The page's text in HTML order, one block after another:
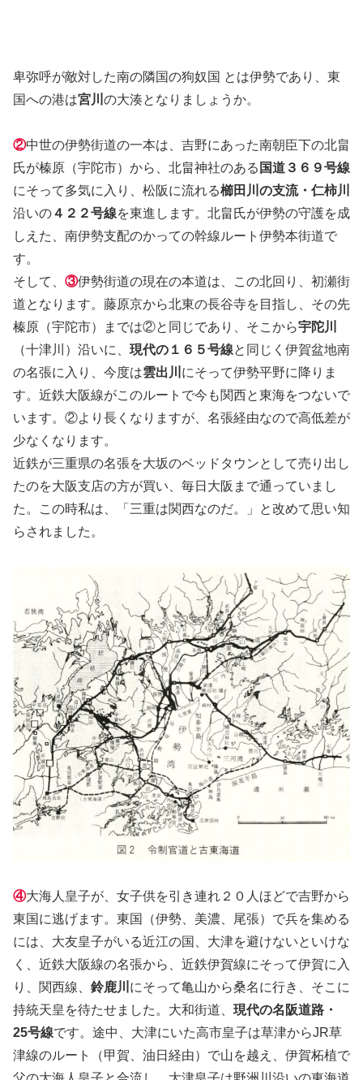
卑弥呼が敵対した南の隣国の狗奴国 とは伊勢であり、東
国への港は宮川 の大湊となりましょうか。
②中世の伊勢街道の一本は、吉野にあった南朝臣下の北畠
氏が榛原（宇陀市）から、北畠神社のある 国道３６９号線
にそって多気に入り、松阪に流れる櫛田川の支流・仁柿川
沿いの４２２号線を東進します。北畠氏が伊勢の守護を成
しえた、南伊勢支配のかっての幹線ルート伊勢本街道で
す。
そして、 ③伊勢街道の現在の本道は、この北回り、初瀬街
道となります。藤原京から北東の長谷寺を目指し、その先
榛原（宇陀市）までは②と同じであり、そこから宇陀川
（十津川）沿いに、 現代の１６５号線と同じく伊賀盆地南
の名張に入り、今度は雲出川 にそって伊勢平野に降りま
す。近鉄大阪線がこのルートで今も関西と東海をつないで
います。②より長くなりますが、名張経由なので高低差が
少なくなります。
近鉄が三重県の名張を大坂のベッドタウンとして売り出し
たのを大阪支店の方が買い、毎日大阪まで通っていまし
た。この時私は、「三重は関西なのだ。」と改めて思い知
らされました。
④大海人皇子が、女子供を引き連れ２０人ほどで吉野から
東国に逃げます。東国（伊勢、美濃、尾張）で兵を集める
には、大友皇子がいる近江の国、大津を避けないといけな
く、近鉄大阪線の名張から、近鉄伊賀線にそって伊賀に入
り、関西線、 鈴鹿川 にそって亀山から桑名に行き、そこに
持統天皇を待たせました。大和街道、 現代の名阪道路・
25号線です。途中、大津にいた高市皇子は草津からJR草
津線のルート（甲賀、油日経由）で山を越え、伊賀柘植で